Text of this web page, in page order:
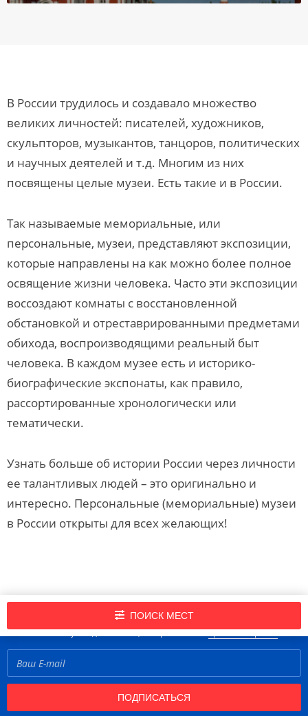
В России трудилось и создавало множество
великих личностей: писателей, художников,
скульпторов, музыкантов, танцоров, политических
и научных деятелей и т.д. Многим из них
посвящены целые музеи. Есть такие и в России.
Так называемые мемориальные, или
персональные, музеи, представляют экспозиции,
которые направлены на как можно более полное
освящение жизни человека. Часто эти экспозиции
воссоздают комнаты с восстановленной
обстановкой и отреставрированными предметами
обихода, воспроизводящими реальный быт
человека. В каждом музее есть и историко-
биографические экспонаты, как правило,
рассортированные хронологически или
тематически.
Узнать больше об истории России через личности
ее талантливых людей – это оригинально и
интересно. Персональные (мемориальные) музеи
в России открыты для всех желающих!
ПОИСК МЕСТ
Подпишись на нашу рассылку новостей!
Нажимая кнопку «Подписаться», вы принимаетеправила портала
ПОДПИСАТЬСЯ